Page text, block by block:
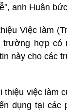
anh Huân
Việc làm
hợp có
này cho các
việc làm
dụng tại các